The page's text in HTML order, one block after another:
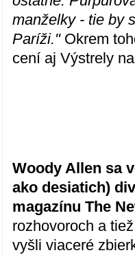
manželky - tie by
Paríži."Okrem
cení aj Výstrely
Woody Allen sa
ako desiatich)
magazínu The
rozhovoroch a
vyšli viaceré